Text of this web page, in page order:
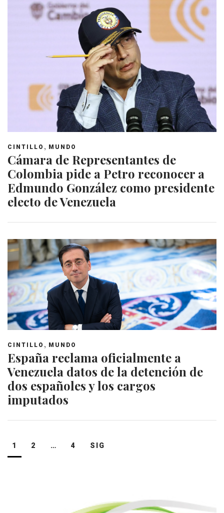
CINTILLO , MUNDO
Cámara de Representantes de
Colombia pide a Petro reconocer a
Edmundo González como presidente
electo de Venezuela
CINTILLO , MUNDO
España reclama oficialmente a
Venezuela datos de la detención de
dos españoles y los cargos
imputados
Navegación
de
1 2 … 4 SIG